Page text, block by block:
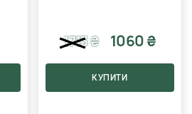
1713₴ 1060 ₴
КУПИТИ